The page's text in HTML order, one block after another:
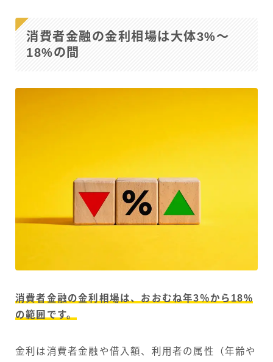
消費者金融の金利相場は大体3%～
18%の間
消費者金融の金利相場は、おおむね年3％から18%
の範囲です。
金利は消費者金融や借入額、利用者の属性（年齢や